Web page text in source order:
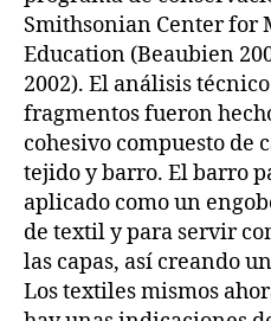
Smithsonian Center for
Education (Beaubien
2002). El análisis
fragmentos fueron
cohesivo compuesto de
tejido y barro. El barro
aplicado como un
de textil y para servir
las capas, así creando
Los textiles mismos